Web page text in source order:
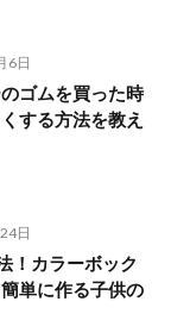
6日
ゴムを買った時
する方法を教え
日
！カラーボック
単に作る子供の